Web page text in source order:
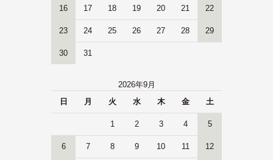
16 17 18 19 20 21 22
23 24 25 26 27 28 29
30 31
2026年9月
日
月 火 水 木 金 土
1 2 3 4 5
6 7 8 9 10 11 12